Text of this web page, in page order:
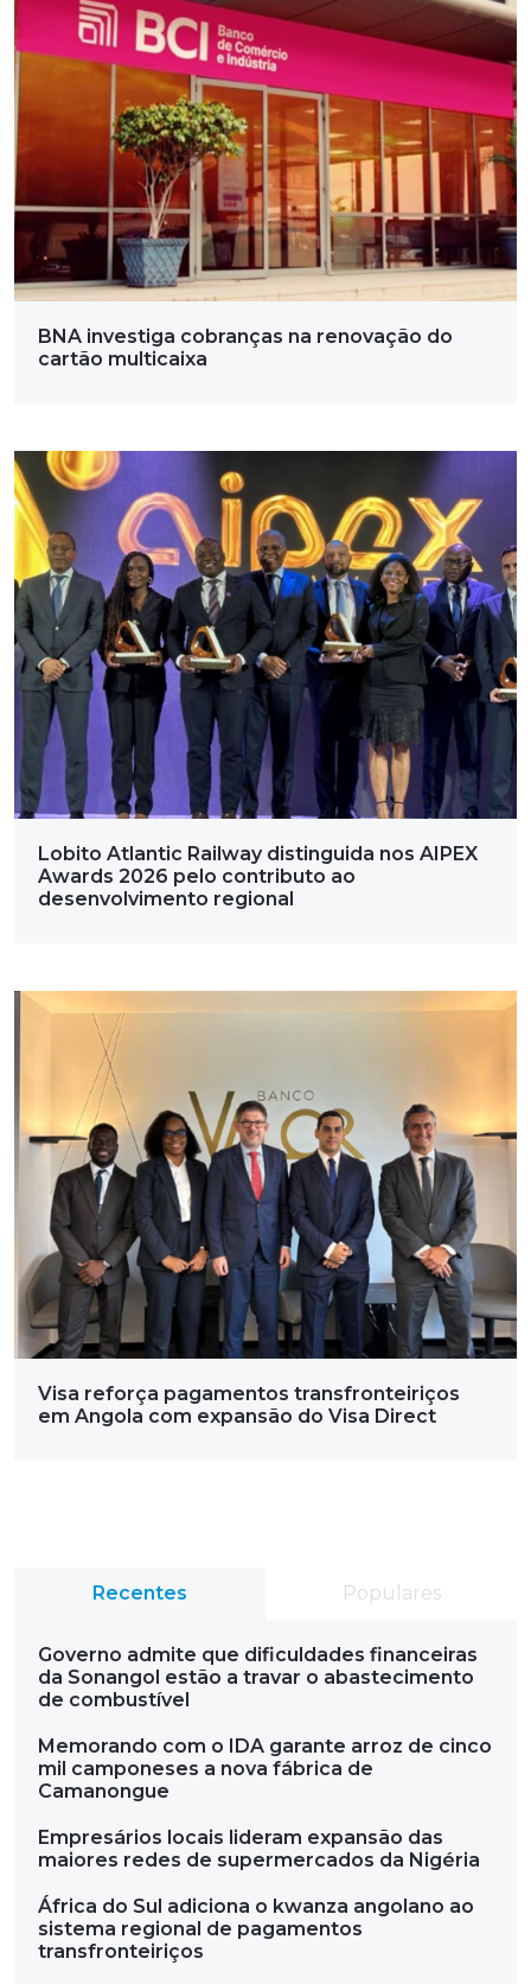
BNA investiga cobranças na renovação do
cartão multicaixa
Lobito Atlantic Railway distinguida nos AIPEX
Awards 2026 pelo contributo ao
desenvolvimento regional
Visa reforça pagamentos transfronteiriços
em Angola com expansão do Visa Direct
Recentes Populares
Governo admite que dificuldades financeiras
da Sonangol estão a travar o abastecimento
de combustível
Memorando com o IDA garante arroz de cinco
mil camponeses a nova fábrica de
Camanongue
Empresários locais lideram expansão das
maiores redes de supermercados da Nigéria
África do Sul adiciona o kwanza angolano ao
sistema regional de pagamentos
transfronteiriços